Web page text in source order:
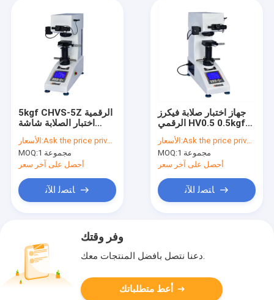
5kgf CHVS-5Z الرقمية
اختبار الصلابة شاشة
الأسعار:Ask the price privately
MOQ:
1 مجموعة
أحصل على آخر سعر
ﺎﺘﺼﻟ ﺍﻶﻧ
جهاز اختبار صلابة فيكرز
الرقمي HV0.5 0.5kgf
220V
الأسعار:Ask the price privately
MOQ:
1 مجموعة
أحصل على آخر سعر
ﺎﺘﺼﻟ ﺍﻶﻧ
وفر وقتك
دعنا نتصل بأفضل المنتجات معك.
أعط متطلباتك